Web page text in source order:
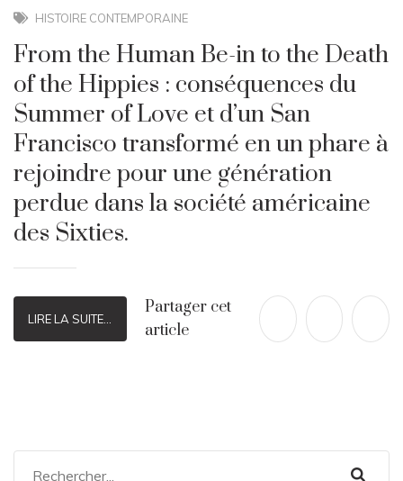
HISTOIRE CONTEMPORAINE
From the Human Be-in to the Death
of the Hippies : conséquences du
Summer of Love et d’un San
Francisco transformé en un phare à
rejoindre pour une génération
perdue dans la société américaine
des Sixties.
LIRE LA SUITE...
Partager cet
article